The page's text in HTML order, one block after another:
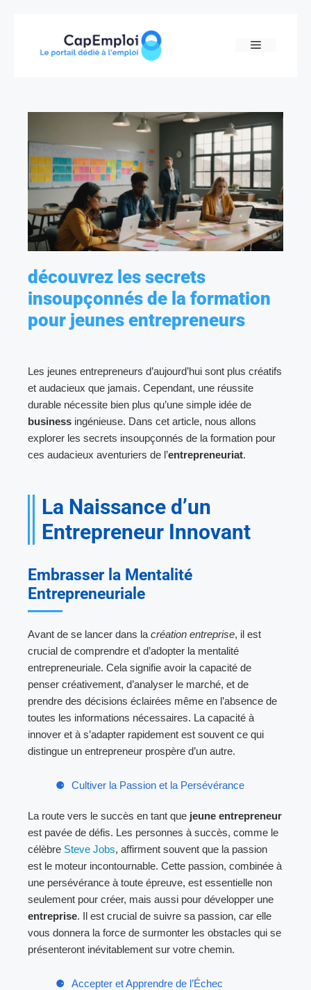
content
MENU
découvrez les secrets
insoupçonnés de la formation
pour jeunes entrepreneurs
Les jeunes entrepreneurs d’aujourd’hui sont plus créatifs
et audacieux que jamais. Cependant, une réussite
durable nécessite bien plus qu’une simple idée de
business ingénieuse. Dans cet article, nous allons
explorer les secrets insoupçonnés de la formation pour
ces audacieux aventuriers de l’entrepreneuriat.
La Naissance d’un
Entrepreneur Innovant
Embrasser la Mentalité
Entrepreneuriale
Avant de se lancer dans la création entreprise, il est
crucial de comprendre et d’adopter la mentalité
entrepreneuriale. Cela signifie avoir la capacité de
penser créativement, d’analyser le marché, et de
prendre des décisions éclairées même en l’absence de
toutes les informations nécessaires. La capacité à
innover et à s’adapter rapidement est souvent ce qui
distingue un entrepreneur prospère d’un autre.
Cultiver la Passion et la Persévérance
La route vers le succès en tant que jeune entrepreneur
est pavée de défis. Les personnes à succès, comme le
célèbre Steve Jobs, affirment souvent que la passion
est le moteur incontournable. Cette passion, combinée à
une persévérance à toute épreuve, est essentielle non
seulement pour créer, mais aussi pour développer une
entreprise. Il est crucial de suivre sa passion, car elle
vous donnera la force de surmonter les obstacles qui se
présenteront inévitablement sur votre chemin.
Accepter et Apprendre de l’Échec